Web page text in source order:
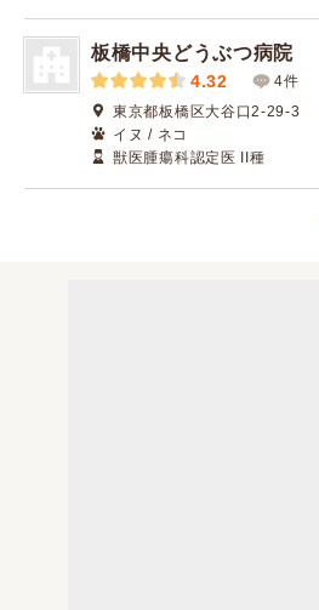
板橋中央どうぶつ病院
4.32
4件
東京都板橋区大谷口2-29-3
イヌ / ネコ
獣医腫瘍科認定医 II種